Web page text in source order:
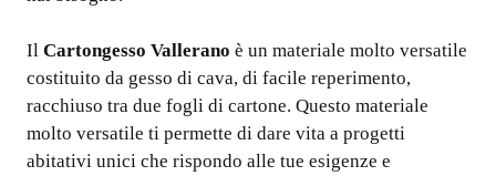
Il Cartongesso Vallerano è un materiale molto versatile
costituito da gesso di cava, di facile reperimento,
racchiuso tra due fogli di cartone. Questo materiale
molto versatile ti permette di dare vita a progetti
abitativi unici che rispondo alle tue esigenze e